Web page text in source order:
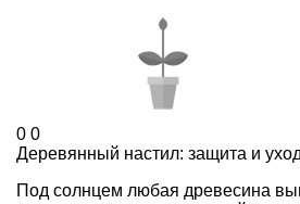
0 0
Деревянный настил: защита и уход
Под солнцем любая древесина